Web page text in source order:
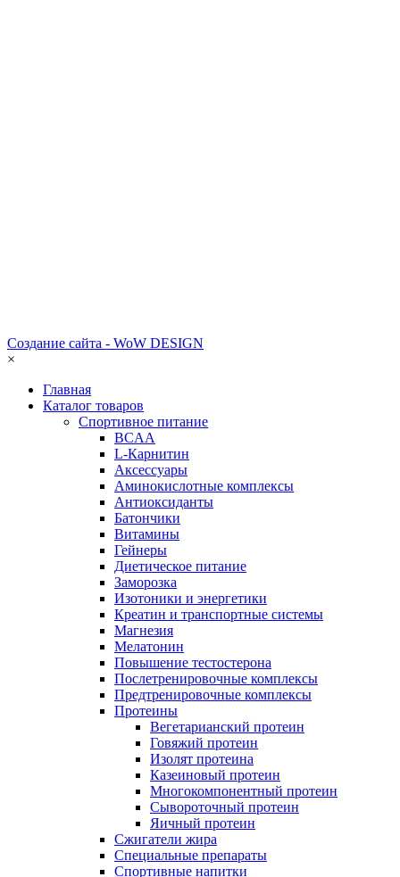
Создание сайта - WoW DESIGN
×
Главная
Каталог товаров
Спортивное питание
BCAA
L-Карнитин
Аксессуары
Аминокислотные комплексы
Антиоксиданты
Батончики
Витамины
Гейнеры
Диетическое питание
Заморозка
Изотоники и энергетики
Креатин и транспортные системы
Магнезия
Мелатонин
Повышение тестостерона
Послетренировочные комплексы
Предтренировочные комплексы
Протеины
Вегетарианский протеин
Говяжий протеин
Изолят протеина
Казеиновый протеин
Многокомпонентный протеин
Сывороточный протеин
Яичный протеин
Сжигатели жира
Специальные препараты
Спортивные напитки